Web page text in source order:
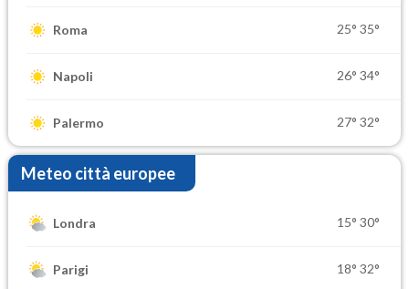
Roma 25° 35°
Napoli 26° 34°
Palermo 27° 32°
Meteo città europee
Londra 15° 30°
Parigi 18° 32°